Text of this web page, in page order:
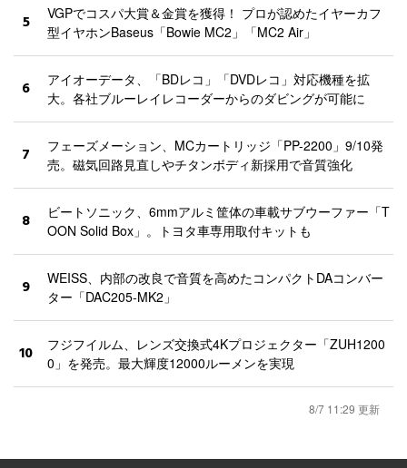
5
VGPでコスパ大賞＆金賞を獲得！ プロが認めたイヤーカフ
型イヤホンBaseus「Bowie MC2」「MC2 Air」
6
アイオーデータ、「BDレコ」「DVDレコ」対応機種を拡
大。各社ブルーレイレコーダーからのダビングが可能に
7
フェーズメーション、MCカートリッジ「PP-2200」9/10発
売。磁気回路見直しやチタンボディ新採用で音質強化
8
ビートソニック、6mmアルミ筐体の車載サブウーファー「T
OON Solid Box」。トヨタ車専用取付キットも
9
WEISS、内部の改良で音質を高めたコンパクトDAコンバー
ター「DAC205-MK2」
10
フジフイルム、レンズ交換式4Kプロジェクター「ZUH1200
0」を発売。最大輝度12000ルーメンを実現
8/7 11:29 更新